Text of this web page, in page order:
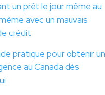
un prêt le jour même au
avec un mauvais
crédit
pratique pour obtenir un
au Canada dès